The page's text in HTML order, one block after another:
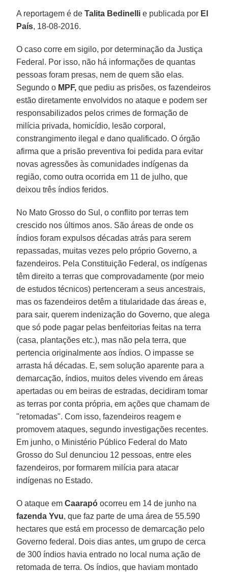
A reportagem é deTalita Bedinelli e publicada por El
País, 18-08-2016.
O caso corre em sigilo, por determinação da Justiça
Federal. Por isso, não há informações de quantas
pessoas foram presas, nem de quem são elas.
Segundo o MPF, que pediu as prisões, os fazendeiros
estão diretamente envolvidos no ataque e podem ser
responsabilizados pelos crimes de formação de
milícia privada, homicídio, lesão corporal,
constrangimento ilegal e dano qualificado. O órgão
afirma que a prisão preventiva foi pedida para evitar
novas agressões às comunidades indígenas da
região, como outra ocorrida em 11 de julho, que
deixou três índios feridos.
No Mato Grosso do Sul, o conflito por terras tem
crescido nos últimos anos. São áreas de onde os
índios foram expulsos décadas atrás para serem
repassadas, muitas vezes pelo próprio Governo, a
fazendeiros. Pela Constituição Federal, os indígenas
têm direito a terras que comprovadamente (por meio
de estudos técnicos) pertenceram a seus ancestrais,
mas os fazendeiros detêm a titularidade das áreas e,
para sair, querem indenização do Governo, que alega
que só pode pagar pelas benfeitorias feitas na terra
(casa, plantações etc.), mas não pela terra, que
pertencia originalmente aos índios. O impasse se
arrasta há décadas. E, sem solução aparente para a
demarcação, índios, muitos deles vivendo em áreas
apertadas ou em beiras de estradas, decidiram tomar
as terras por conta própria, em ações que chamam de
"retomadas". Com isso, fazendeiros reagem e
promovem ataques, segundo investigações recentes.
Em junho, o Ministério Público Federal do Mato
Grosso do Sul denunciou 12 pessoas, entre eles
fazendeiros, por formarem milícia para atacar
indígenas no Estado.
O ataque emCaarapó ocorreu em 14 de junho na
fazenda Yvu, que faz parte de uma área de 55.590
hectares que está em processo de demarcação pelo
Governo federal. Dois dias antes, um grupo de cerca
de 300 índios havia entrado no local numa ação de
retomada de terra. Os índios, que haviam montado